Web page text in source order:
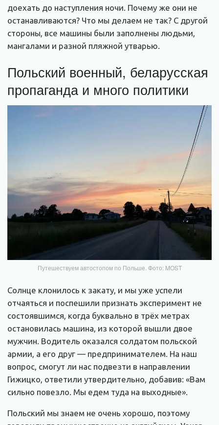
доехать до наступления ночи. Почему же они не
останавливаются? Что мы делаем не так? С другой
стороны, все машины были заполнены людьми,
мангалами и разной пляжной утварью.
Польский военный, беларусская
пропаганда и много политики
Путешествуем автостопом по Польше. Фото: MOST
Солнце клонилось к закату, и мы уже успели
отчаяться и поспешили признать эксперимент не
состоявшимся, когда буквально в трёх метрах
остановилась машина, из которой вышли двое
мужчин. Водитель оказался солдатом польской
армии, а его друг — предпринимателем. На наш
вопрос, смогут ли нас подвезти в направлении
Гижицко, ответили утвердительно, добавив: «Вам
сильно повезло. Мы едем туда на выходные».
Польский мы знаем не очень хорошо, поэтому